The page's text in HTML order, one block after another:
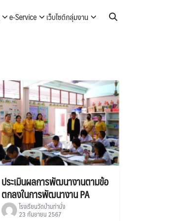
e-Service
เว็บไซต์กลุ่มงาน
ประเมินผลการพัฒนางานตามข้อ
ตกลงในการพัฒนางาน PA
โรงเรียนวัดบ้านท่านั่ง
23 กันยายน 2567